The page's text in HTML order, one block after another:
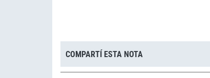
COMPARTÍ ESTA NOTA